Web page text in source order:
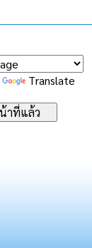
Translate